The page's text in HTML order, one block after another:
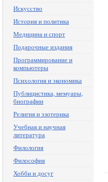
Искусство
История и политика
Медицина и спорт
Подарочные издания
Программирование и
компьютеры
Психология и экономика
Публицистика, мемуары,
биографии
Религия и эзотерика
Учебная и научная
литература
Филология
Философия
Хобби и досуг